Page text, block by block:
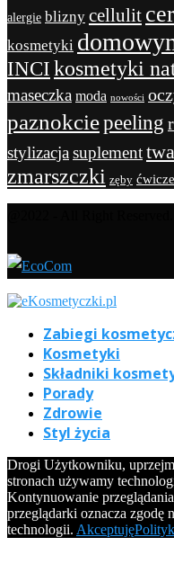
alergie blizny cellulit
kosmetyki
INCI kosmetyki
maseczka moda nowości
paznokciepeeling
stylizacja suplement
zmarszczki zęby
Zabiegi
Kosmetyki
Składniki
Porady
Zdrowie
Styl życia
Drogi Użytkowniku,
stronach używamy
Kontynuowanie
przeglądarki oznacza zgodę
technologii. Akceptuję